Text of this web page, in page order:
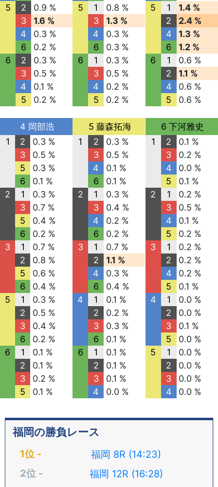
5
2
0.9 %
3
1.6 %
4
0.3 %
6
0.2 %
6
2
0.3 %
3
0.5 %
4
0.1 %
5
0.2 %
5
1
0.8 %
3
1.3 %
4
0.3 %
6
0.3 %
6
1
0.3 %
3
0.5 %
4
0.2 %
5
0.2 %
5
1
1.4 %
2
2.4 %
4
1.3 %
6
1.2 %
6
1
0.6 %
2
1.1 %
4
0.6 %
5
0.6 %
4 岡部浩
1
2
0.3 %
3
0.5 %
5
0.3 %
6
0.1 %
2
1
0.3 %
3
0.7 %
5
0.4 %
6
0.2 %
3
1
0.7 %
2
0.8 %
5
0.6 %
6
0.4 %
5
1
0.3 %
2
0.5 %
3
0.4 %
6
0.2 %
6
1
0.1 %
2
0.1 %
3
0.2 %
5
0.1 %
5 藤森拓海
1
2
0.3 %
3
0.5 %
4
0.1 %
6
0.1 %
2
1
0.3 %
3
0.4 %
4
0.2 %
6
0.2 %
3
1
0.7 %
2
1.1 %
4
0.3 %
6
0.4 %
4
1
0.1 %
2
0.2 %
3
0.3 %
6
0.1 %
6
1
0.1 %
2
0.1 %
3
0.1 %
4
0.0 %
6 下河雅史
1
2
0.1 %
3
0.2 %
4
0.0 %
5
0.1 %
2
1
0.2 %
3
0.5 %
4
0.1 %
5
0.2 %
3
1
0.2 %
2
0.2 %
4
0.2 %
5
0.1 %
4
1
0.0 %
2
0.0 %
3
0.1 %
5
0.0 %
5
1
0.0 %
2
0.0 %
3
0.0 %
4
0.0 %
福岡の勝負レース
福岡 8R (14:23)
福岡 12R (16:28)